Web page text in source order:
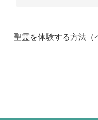
聖霊を体験する方法（